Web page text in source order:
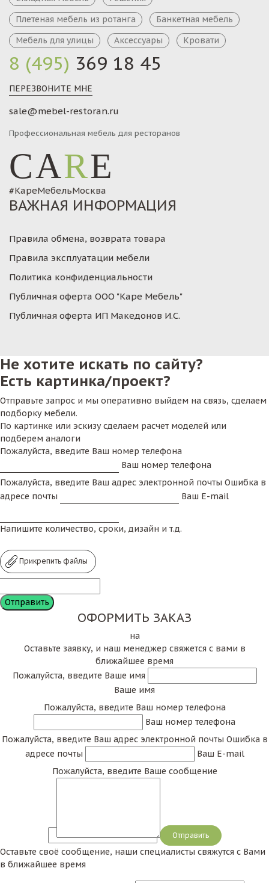
8 (495) 369 18 45
ПЕРЕЗВОНИТЕ МНЕ
sale@mebel-restoran.ru
Профессиональная мебель для ресторанов
CARE
#КареМебельМосква
Плетеная мебель из ротанга
Банкетная мебель
Мебель для улицы
Аксессуары Кровати
ВАЖНАЯ ИНФОРМАЦИЯ
Правила обмена, возврата товара
Правила эксплуатации мебели
Политика конфиденциальности
Публичная оферта ООО "Каре Мебель"
Публичная оферта ИП Македонов И.С.
Не хотите искать по сайту?
Есть картинка/проект?
Отправьте запрос и мы оперативно выйдем на связь, сделаем
подборку мебели.
По картинке или эскизу сделаем расчет моделей или
подберем аналоги
Пожалуйста, введите Ваш номер телефона
Ваш номер телефона
Пожалуйста, введите Ваш адрес электронной почты Ошибка в
адресе почты
Ваш E-mail
Напишите количество, сроки, дизайн и т.д.
Прикрепить файлы
ОФОРМИТЬ ЗАКАЗ
на
Оставьте заявку, и наш менеджер свяжется с вами в
ближайшее время
Пожалуйста, введите Ваше имя
Ваше имя
Пожалуйста, введите Ваш номер телефона
Ваш номер телефона
Пожалуйста, введите Ваш адрес электронной почты Ошибка в
адресе почты
Ваш E-mail
Пожалуйста, введите Ваше сообщение
Сообщение
Оставьте своё сообщение, наши специалисты свяжутся с Вами
в ближайшее время